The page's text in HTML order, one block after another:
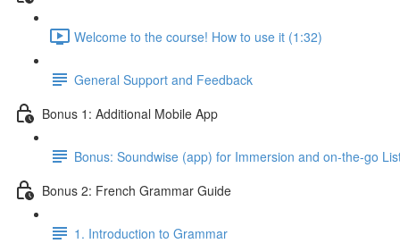
Welcome to the course! How to use it (1:32)
General Support and Feedback
Bonus 1: Additional Mobile App
Bonus: Soundwise (app) for Immersion and on-the-go
Bonus 2: French Grammar Guide
1. Introduction to Grammar